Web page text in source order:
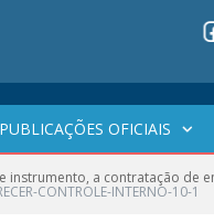
PUBLICAÇÕES OFICIAIS
instrumento, a contratação de
CONTROLE-INTERNO-10-1